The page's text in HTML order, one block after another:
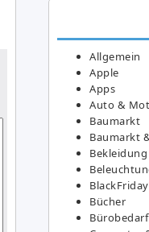
Allgemein
Apple
Apps
Auto &
Baumarkt
Baumarkt
Bekleidung
Bücher
Bürobedarf